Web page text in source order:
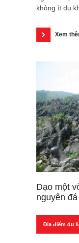
không ít du
Xem
Dạo một
nguyên
Địa điểm du